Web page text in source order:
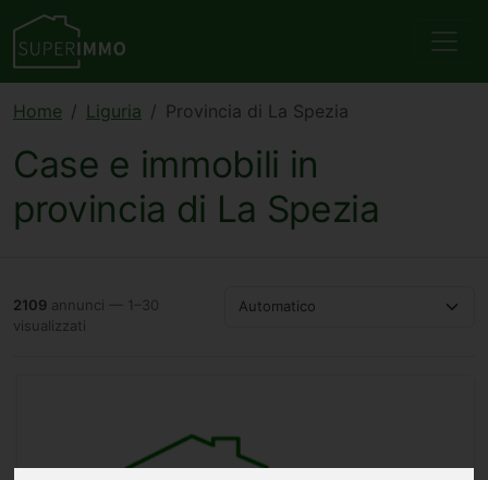
Home Liguria Provincia di La Spezia
Case e immobili in
provincia di La Spezia
2109 annunci — 1–30
visualizzati
Automatico